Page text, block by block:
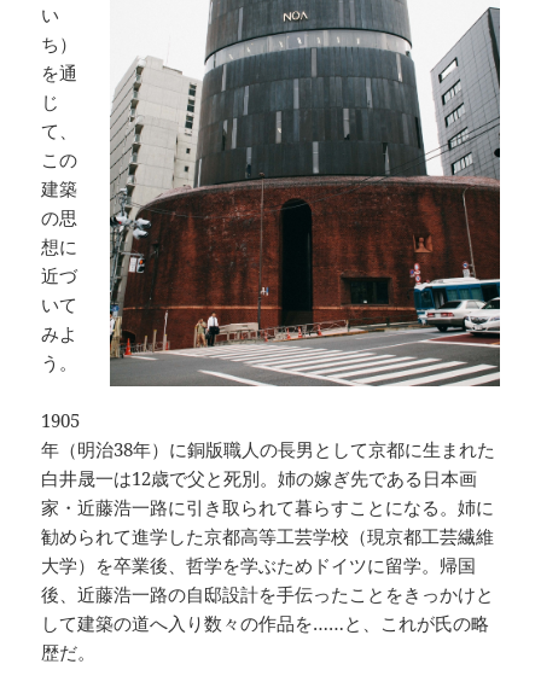
い
ち）
を通
じ
て、
この
建築
の思
想に
近づ
いて
みよ
う。
1905
年（明治38年）に銅版職人の長男として京都に生まれた
白井晟一は12歳で父と死別。姉の嫁ぎ先である日本画
家・近藤浩一路に引き取られて暮らすことになる。姉に
勧められて進学した京都高等工芸学校（現京都工芸繊維
大学）を卒業後、哲学を学ぶためドイツに留学。帰国
後、近藤浩一路の自邸設計を手伝ったことをきっかけと
して建築の道へ入り数々の作品を……と、これが氏の略
歴だ。